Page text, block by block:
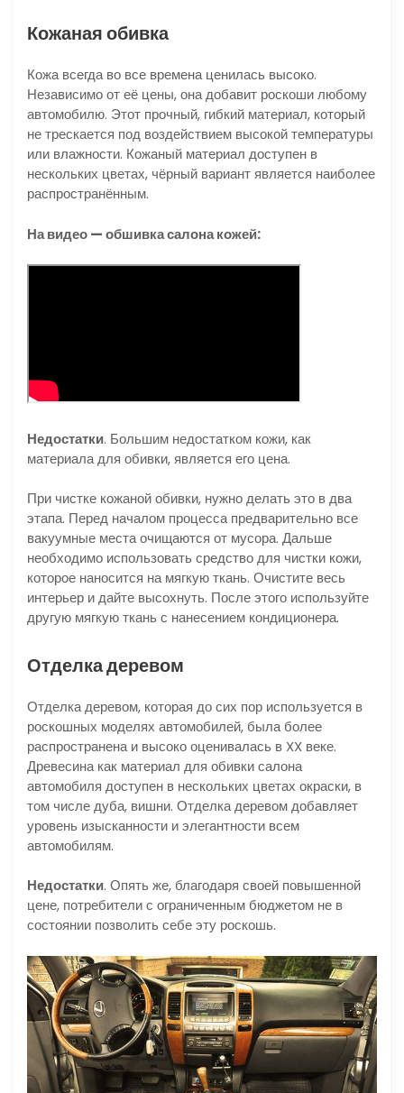
Кожаная обивка
Кожа всегда во все времена ценилась высоко.
Независимо от её цены, она добавит роскоши любому
автомобилю. Этот прочный, гибкий материал, который
не трескается под воздействием высокой температуры
или влажности. Кожаный материал доступен в
нескольких цветах, чёрный вариант является наиболее
распространённым.
На видео — обшивка салона кожей:
Недостатки. Большим недостатком кожи, как
материала для обивки, является его цена.
При чистке кожаной обивки, нужно делать это в два
этапа. Перед началом процесса предварительно все
вакуумные места очищаются от мусора. Дальше
необходимо использовать средство для чистки кожи,
которое наносится на мягкую ткань. Очистите весь
интерьер и дайте высохнуть. После этого используйте
другую мягкую ткань с нанесением кондиционера.
Отделка деревом
Отделка деревом, которая до сих пор используется в
роскошных моделях автомобилей, была более
распространена и высоко оценивалась в XX веке.
Древесина как материал для обивки салона
автомобиля доступен в нескольких цветах окраски, в
том числе дуба, вишни. Отделка деревом добавляет
уровень изысканности и элегантности всем
автомобилям.
Недостатки. Опять же, благодаря своей повышенной
цене, потребители с ограниченным бюджетом не в
состоянии позволить себе эту роскошь.